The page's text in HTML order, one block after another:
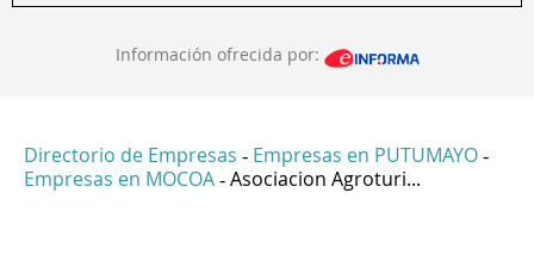
Información ofrecida por:
Directorio de Empresas - Empresas en PUTUMAYO -
Empresas en MOCOA - Asociacion Agroturi...